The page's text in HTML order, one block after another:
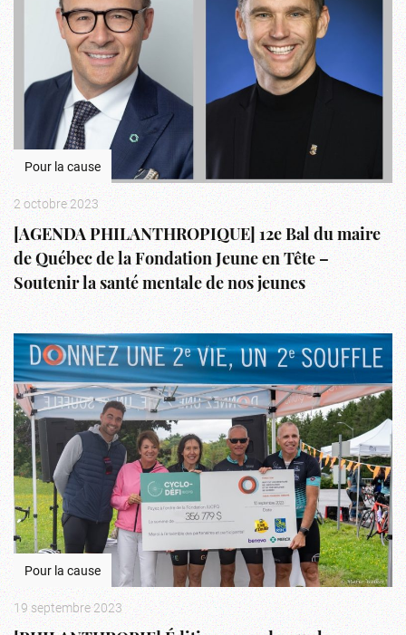
Pour la cause
2 octobre 2023
[AGENDA PHILANTHROPIQUE] 12e Bal du maire
de Québec de la Fondation Jeune en Tête –
Soutenir la santé mentale de nos jeunes
Pour la cause
19 septembre 2023